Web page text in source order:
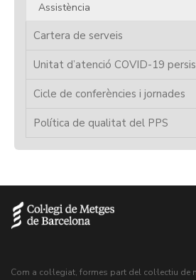
Assistència
Cartera de serveis
Unitat d’atenció COVID-19
Cicle de conferències i jornades
Política de qualitat del PPS
Com a col·legiat, formes part del col·lectiu de